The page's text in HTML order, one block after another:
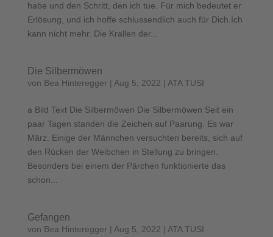
habe und den Schritt, den ich tue. Für mich bedeutet er
Erlösung, und ich hoffe schlussendlich auch für Dich.Ich
kann nicht mehr. Die Krallen der...
Die Silbermöwen
von Bea Hinteregger | Aug 5, 2022 | ATA TUSI
a Bild Text Die Silbermöwen Die Silbermöwen Seit ein
paar Tagen standen die Zeichen auf Paarung. Es war
März. Einige der Männchen versuchten bereits, sich auf
den Rücken der Weibchen in Stellung zu bringen.
Besonders bei einem der Pärchen funktionierte das
schon...
Gefangen
von Bea Hinteregger | Aug 5, 2022 | ATA TUSI